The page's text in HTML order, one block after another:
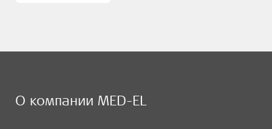
О компании MED-EL